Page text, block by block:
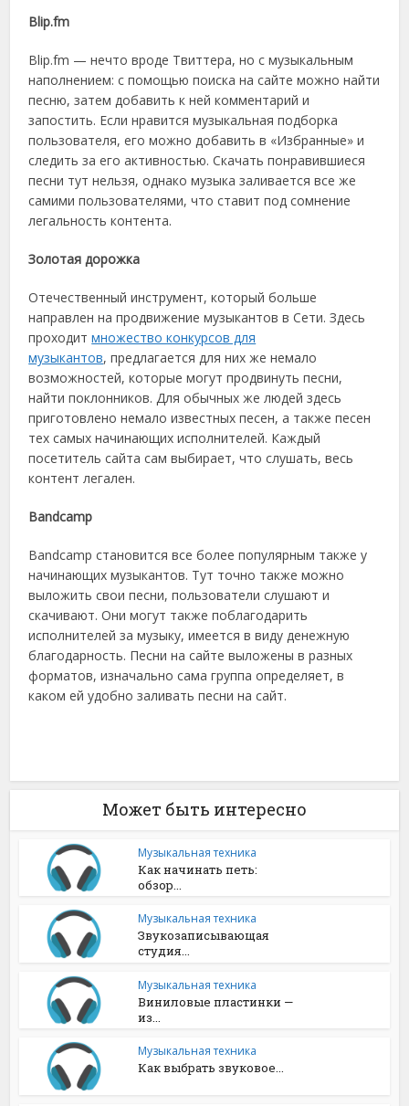
Blip.fm
Blip.fm — нечто вроде Твиттера, но с музыкальным
наполнением: с помощью поиска на сайте можно найти
песню, затем добавить к ней комментарий и
запостить. Если нравится музыкальная подборка
пользователя, его можно добавить в «Избранные» и
следить за его активностью. Скачать понравившиеся
песни тут нельзя, однако музыка заливается все же
самими пользователями, что ставит под сомнение
легальность контента.
Золотая дорожка
Отечественный инструмент, который больше
направлен на продвижение музыкантов в Сети. Здесь
проходитмножество конкурсов для
музыкантов, предлагается для них же немало
возможностей, которые могут продвинуть песни,
найти поклонников. Для обычных же людей здесь
приготовлено немало известных песен, а также песен
тех самых начинающих исполнителей. Каждый
посетитель сайта сам выбирает, что слушать, весь
контент легален.
Bandcamp
Bandcamp становится все более популярным также у
начинающих музыкантов. Тут точно также можно
выложить свои песни, пользователи слушают и
скачивают. Они могут также поблагодарить
исполнителей за музыку, имеется в виду денежную
благодарность. Песни на сайте выложены в разных
форматов, изначально сама группа определяет, в
каком ей удобно заливать песни на сайт.
Может быть интересно
Музыкальная техника
Как начинать петь:
обзор...
Музыкальная техника
Звукозаписывающая
студия...
Музыкальная техника
Виниловые пластинки —
из...
Музыкальная техника
Как выбрать звуковое...